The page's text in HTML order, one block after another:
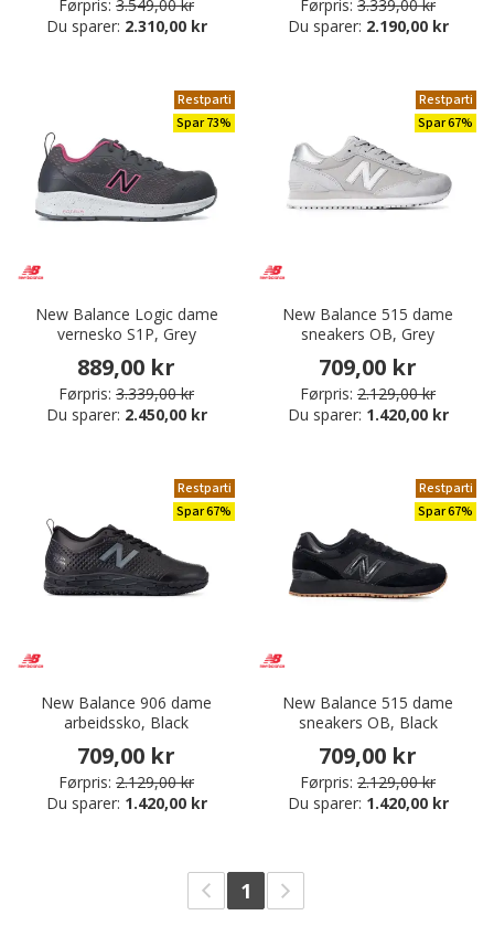
Førpris: 3.549,00 kr
Du sparer: 2.310,00 kr
Førpris: 3.339,00 kr
Du sparer: 2.190,00 kr
Restparti
Spar 73%
New Balance Logic dame
vernesko S1P, Grey
889,00 kr
Førpris: 3.339,00 kr
Du sparer: 2.450,00 kr
Restparti
Spar 67%
New Balance 515 dame
sneakers OB, Grey
709,00 kr
Førpris: 2.129,00 kr
Du sparer: 1.420,00 kr
Restparti
Spar 67%
New Balance 906 dame
arbeidssko, Black
709,00 kr
Førpris: 2.129,00 kr
Du sparer: 1.420,00 kr
Restparti
Spar 67%
New Balance 515 dame
sneakers OB, Black
709,00 kr
Førpris: 2.129,00 kr
Du sparer: 1.420,00 kr
1